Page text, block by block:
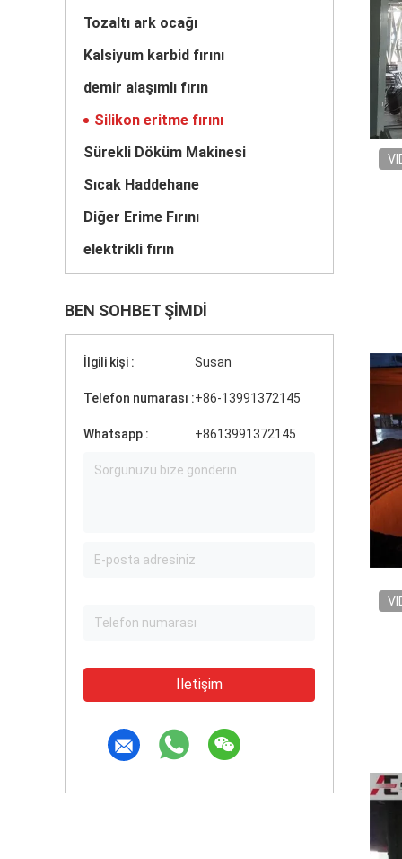
Tozaltı ark ocağı
Kalsiyum karbid fırını
demir alaşımlı fırın
Silikon eritme fırını
Sürekli Döküm Makinesi
Sıcak Haddehane
Diğer Erime Fırını
elektrikli fırın
BEN SOHBET ŞIMDI
İlgili kişi : Susan
Telefon numarası :+86-13991372145
Whatsapp : +8613991372145
İletişim